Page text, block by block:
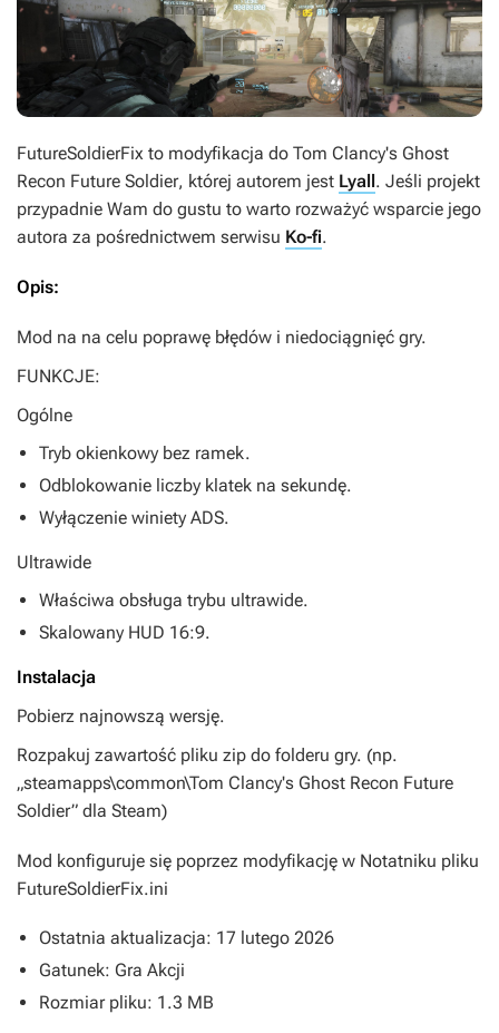
FutureSoldierFix to modyfikacja do Tom Clancy's Ghost
Recon Future Soldier, której autorem jest Lyall. Jeśli projekt
przypadnie Wam do gustu to warto rozważyć wsparcie jego
autora za pośrednictwem serwisu Ko-fi.
Opis:
Mod na na celu poprawę błędów i niedociągnięć gry.
FUNKCJE:
Ogólne
Tryb okienkowy bez ramek.
Odblokowanie liczby klatek na sekundę.
Wyłączenie winiety ADS.
Ultrawide
Właściwa obsługa trybu ultrawide.
Skalowany HUD 16:9.
Instalacja
Pobierz najnowszą wersję.
Rozpakuj zawartość pliku zip do folderu gry. (np.
„steamapps\common\Tom Clancy's Ghost Recon Future
Soldier” dla Steam)
Mod konfiguruje się poprzez modyfikację w Notatniku pliku
FutureSoldierFix.ini
Ostatnia aktualizacja: 17 lutego 2026
Gatunek: Gra Akcji
Rozmiar pliku: 1.3 MB